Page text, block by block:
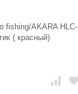
fishing/AKARA HLC-
( красный)